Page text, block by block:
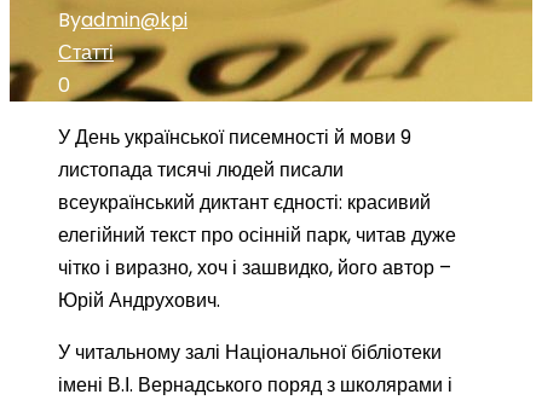
Byadmin@kpi
Статті
0
У День української писемності й мови 9
листопада тисячі людей писали
всеукраїнський диктант єдності: красивий
елегійний текст про осінній парк, читав дуже
чітко і виразно, хоч і зашвидко, його автор –
Юрій Андрухович.
У читальному залі Національної бібліотеки
імені В.І. Вернадського поряд з школярами і